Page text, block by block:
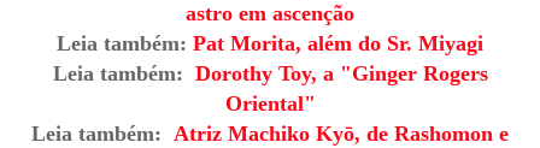
astro em ascenção
Leia também: Pat Morita, além do Sr. Miyagi
Leia também: Dorothy Toy, a "Ginger Rogers
Oriental"
Leia também: Atriz Machiko Kyō, de Rashomon e